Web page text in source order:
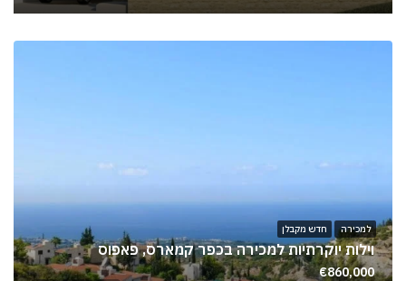
וילות יוקרתיות למכירה בכפר קמארס, פאפוס
€860,000
למכירה חדש מקבלן